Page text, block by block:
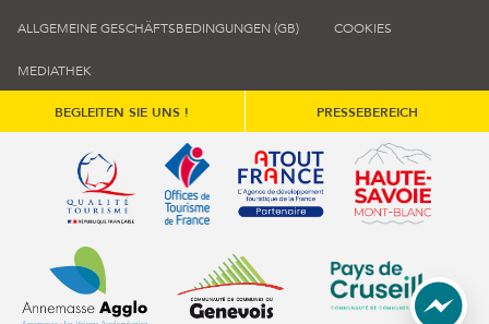
ALLGEMEINE GESCHÄFTSBEDINGUNGEN (GB) COOKIES
MEDIATHEK
BEGLEITEN SIE UNS ! PRESSEBEREICH
Qualité tourisme (s'ouvre dans une nouvelle fenêtre)
Office de tourisme de France (s'ouvre
Atout France (s'ouvre dans
Annemasse Agglo (s'ouvre dans une nouvelle fenêtre)
Communauté de communes du
Communauté de